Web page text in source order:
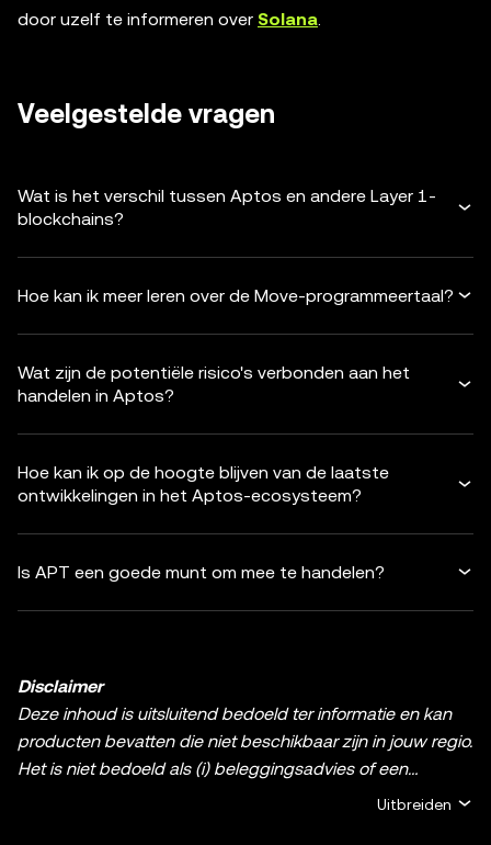
door uzelf te informeren over Solana.
Veelgestelde vragen
Wat is het verschil tussen Aptos en andere Layer 1-
blockchains?
Hoe kan ik meer leren over de Move-programmeertaal?
Wat zijn de potentiële risico's verbonden aan het
handelen in Aptos?
Hoe kan ik op de hoogte blijven van de laatste
ontwikkelingen in het Aptos-ecosysteem?
Is APT een goede munt om mee te handelen?
Disclaimer
Deze inhoud is uitsluitend bedoeld ter informatie en kan
producten bevatten die niet beschikbaar zijn in jouw regio.
Het is niet bedoeld als (i) beleggingsadvies of een
beleggingsaanbeveling; (ii) een aanbod of verzoek om
Uitbreiden